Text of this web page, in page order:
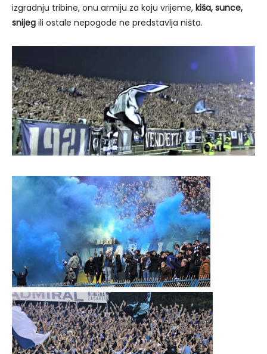
izgradnju tribine, onu armiju za koju vrijeme, kiša, sunce,
snijeg ili ostale nepogode ne predstavlja ništa.